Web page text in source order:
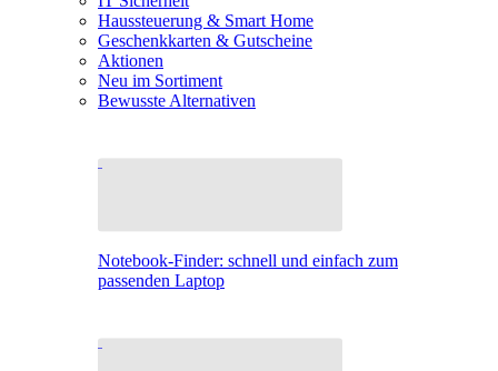
Haussteuerung & Smart Home
Geschenkkarten & Gutscheine
Aktionen
Neu im Sortiment
Bewusste Alternativen
Notebook-Finder: schnell und einfach zum
passenden Laptop